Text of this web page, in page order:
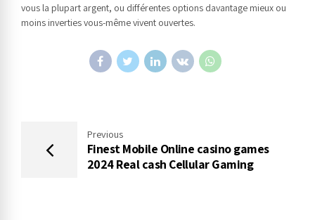
vous la plupart argent, ou différentes options davantage mieux ou
moins inverties vous-même vivent ouvertes.
Previous
Finest Mobile Online casino games
2024 Real cash Cellular Gaming